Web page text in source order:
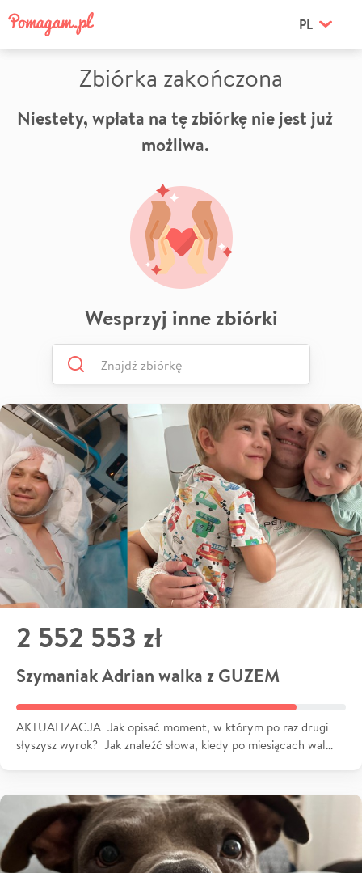
PL
Zbiórka zakończona
Niestety, wpłata na tę zbiórkę nie jest już
możliwa.
Wesprzyj inne zbiórki
2 552 553 zł
Szymaniak Adrian walka z GUZEM
AKTUALIZACJA Jak opisać moment, w którym po raz drugi
słyszysz wyrok? Jak znaleźć słowa, kiedy po miesiącach wal…